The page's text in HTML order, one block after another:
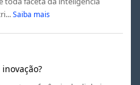
Saiba mais